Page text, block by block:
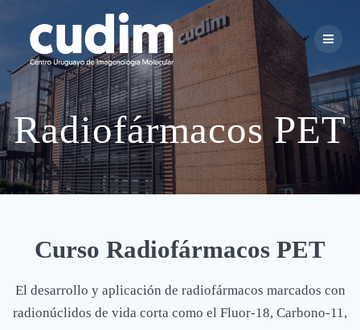
Skip
to
content
Radiofármacos PET
Curso Radiofármacos PET
El desarrollo y aplicación de radiofármacos marcados con
radionúclidos de vida corta como el Fluor-18, Carbono-11,